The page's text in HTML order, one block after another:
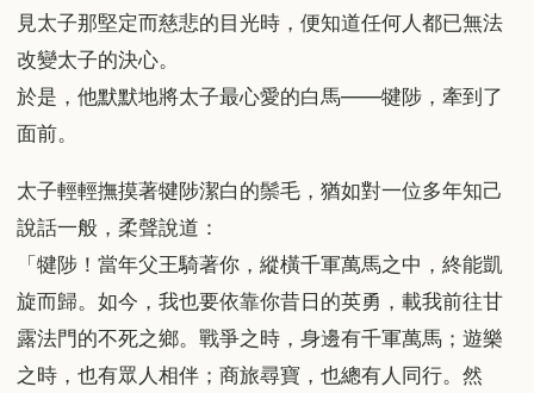
見太子那堅定而慈悲的目光時，便知道任何人都已無法
改變太子的決心。
於是，他默默地將太子最心愛的白馬——犍陟，牽到了
面前。
太子輕輕撫摸著犍陟潔白的鬃毛，猶如對一位多年知己
說話一般，柔聲說道：
「犍陟！當年父王騎著你，縱橫千軍萬馬之中，終能凱
旋而歸。如今，我也要依靠你昔日的英勇，載我前往甘
露法門的不死之鄉。戰爭之時，身邊有千軍萬馬；遊樂
之時，也有眾人相伴；商旅尋寶，也總有人同行。然